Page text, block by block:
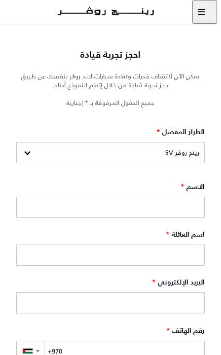
احجز تجربة قيادة
يمكن الآن اكتشاف قدرات وكفاءة سيارات لاند روڨر بنفسك عن طريق
حجز تجربة قيادة من خلال إتمام النموذج أدناه.
جميع الحقول المرفوقة بـ * إجبارية
الطراز المفضل *
الاسم *
اسم العائلة *
البريد الإلكتروني *
رقم الهاتف *
▼